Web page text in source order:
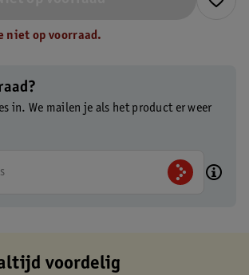
niet op voorraad.
in. We mailen je als het product er weer
voordelig